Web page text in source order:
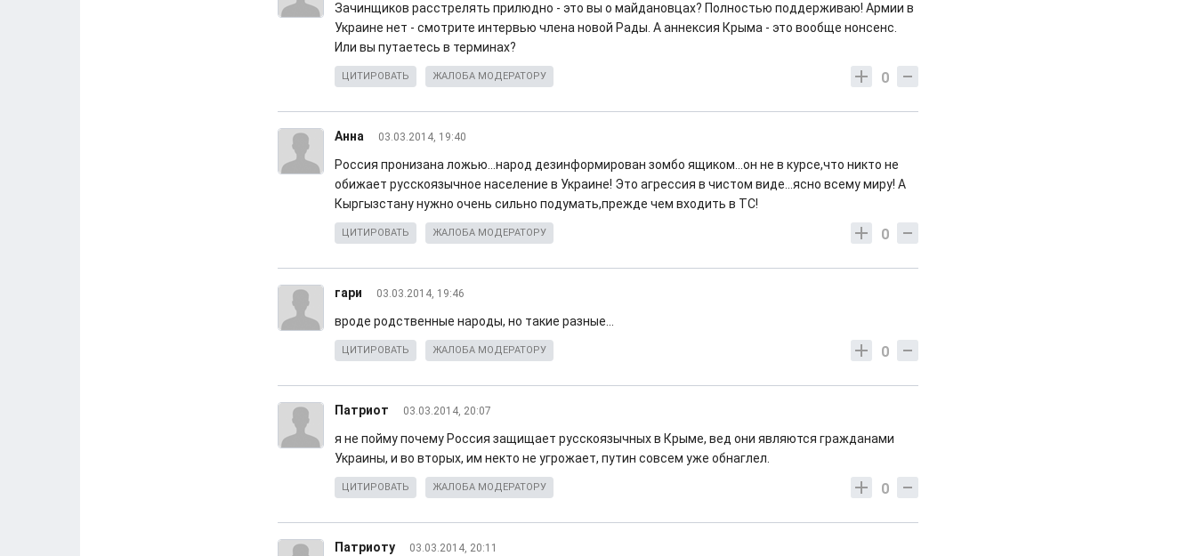
Зачинщиков расстрелять прилюдно - это вы о майдановцах? Полностью поддерживаю! Армии в
Украине нет - смотрите интервью члена новой Рады. А аннексия Крыма - это вообще нонсенс.
Или вы путаетесь в терминах?
0
ЦИТИРОВАТЬ ЖАЛОБА МОДЕРАТОРУ
Анна 03.03.2014, 19:40
Россия пронизана ложью...народ дезинформирован зомбо ящиком...он не в курсе,что никто не
обижает русскоязычное население в Украине! Это агрессия в чистом виде...ясно всему миру! А
Кыргызстану нужно очень сильно подумать,прежде чем входить в ТС!
0
ЦИТИРОВАТЬ ЖАЛОБА МОДЕРАТОРУ
гари 03.03.2014, 19:46
вроде родственные народы, но такие разные...
0
ЦИТИРОВАТЬ ЖАЛОБА МОДЕРАТОРУ
Патриот 03.03.2014, 20:07
я не пойму почему Россия защищает русскоязычных в Крыме, вед они являются гражданами
Украины, и во вторых, им некто не угрожает, путин совсем уже обнаглел.
0
ЦИТИРОВАТЬ ЖАЛОБА МОДЕРАТОРУ
Патриоту 03.03.2014, 20:11